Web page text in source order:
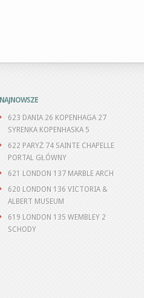
NAJNOWSZE
623 DANIA 26 KOPENHAGA 27
SYRENKA KOPENHASKA 5
622 PARYŻ 74 SAINTE CHAPELLE
PORTAL GŁÓWNY
621 LONDON 137 MARBLE ARCH
620 LONDON 136 VICTORIA &
ALBERT MUSEUM
619 LONDON 135 WEMBLEY 2
SCHODY